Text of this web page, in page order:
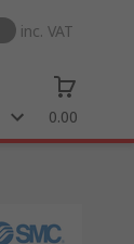
inc. VAT
0.00